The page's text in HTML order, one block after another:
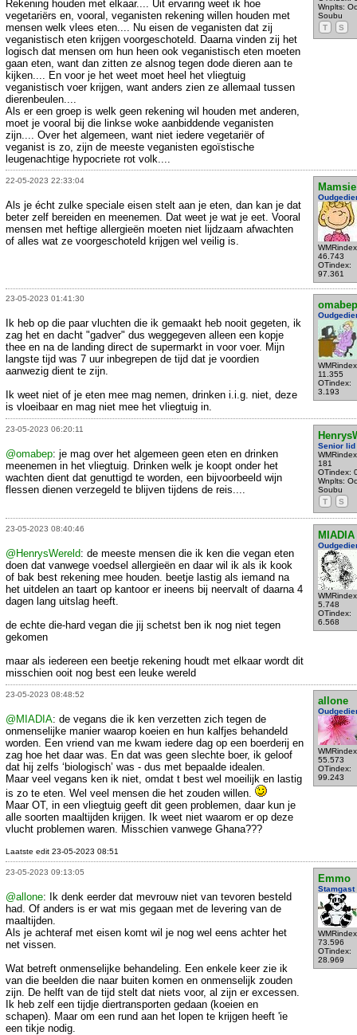
Wnplts:
Soubu
T
S
Rekening houden met elkaar.... Uit ervaring weet ik hoe
vegetariërs en, vooral, veganisten rekening willen houden met
mensen welk vlees eten.... Nu eisen de veganisten dat zij
veganistisch eten krijgen voorgeschoteld. Daarna vinden zij het
logisch dat mensen om hun heen ook veganistisch eten moeten
gaan eten, want dan zitten ze alsnog tegen dode dieren aan te
kijken.... En voor je het weet moet heel het vliegtuig
veganistisch voer krijgen, want anders zien ze allemaal tussen
dierenbeulen....
Als er een groep is welk geen rekening wil houden met anderen,
moet je vooral bij die linkse woke aanbiddende veganisten
zijn.... Over het algemeen, want niet iedere vegetariër of
veganist is zo, zijn de meeste veganisten egoïstische
leugenachtige hypocriete rot volk....
22-05-2023 22:33:04
Mamsie
46.743
OTindex:
97.361
Als je écht zulke speciale eisen stelt aan je eten, dan kan je dat
beter zelf bereiden en meenemen. Dat weet je wat je eet. Vooral
mensen met heftige allergieën moeten niet lijdzaam afwachten
of alles wat ze voorgeschoteld krijgen wel veilig is.
23-05-2023 01:41:30
omabep
11.355
OTindex:
3.193
Ik heb op die paar vluchten die ik gemaakt heb nooit gegeten, ik
zag het en dacht "gadver" dus weggegeven alleen een kopje
thee en na de landing direct de supermarkt in voor voer. Mijn
langste tijd was 7 uur inbegrepen de tijd dat je voordien
aanwezig dient te zijn.
Ik weet niet of je eten mee mag nemen, drinken i.i.g. niet, deze
is vloeibaar en mag niet mee het vliegtuig in.
23-05-2023 06:20:11
Senior lid
181
OTindex:
Wnplts:
Soubu
T
S
@omabep: je mag over het algemeen geen eten en drinken
meenemen in het vliegtuig. Drinken welk je koopt onder het
wachten dient dat genuttigd te worden, een bijvoorbeeld wijn
flessen dienen verzegeld te blijven tijdens de reis....
23-05-2023 08:40:46
MIADIA
5.748
OTindex:
6.568
@HenrysWereld: de meeste mensen die ik ken die vegan eten
doen dat vanwege voedsel allergieën en daar wil ik als ik kook
of bak best rekening mee houden. beetje lastig als iemand na
het uitdelen an taart op kantoor er ineens bij neervalt of daarna 4
dagen lang uitslag heeft.
de echte die-hard vegan die jij schetst ben ik nog niet tegen
gekomen
maar als iedereen een beetje rekening houdt met elkaar wordt dit
misschien ooit nog best een leuke wereld
23-05-2023 08:48:52
allone
55.573
OTindex:
99.243
@MIADIA: de vegans die ik ken verzetten zich tegen de
onmenselijke manier waarop koeien en hun kalfjes behandeld
worden. Een vriend van me kwam iedere dag op een boerderij en
zag hoe het daar was. En dat was geen slechte boer, ik geloof
dat hij zelfs ‘biologisch’ was - dus met bepaalde idealen.
Maar veel vegans ken ik niet, omdat t best wel moeilijk en lastig
is zo te eten. Wel veel mensen die het zouden willen.
Maar OT, in een vliegtuig geeft dit geen problemen, daar kun je
alle soorten maaltijden krijgen. Ik weet niet waarom er op deze
vlucht problemen waren. Misschien vanwege Ghana???
Laatste edit 23-05-2023 08:51
23-05-2023 09:13:05
Emmo
Stamgast
73.596
OTindex:
28.969
@allone: Ik denk eerder dat mevrouw niet van tevoren besteld
had. Of anders is er wat mis gegaan met de levering van de
maaltijden.
Als je achteraf met eisen komt wil je nog wel eens achter het
net vissen.
Wat betreft onmenselijke behandeling. Een enkele keer zie ik
van die beelden die naar buiten komen en onmenselijk zouden
zijn. De helft van de tijd stelt dat niets voor, al zijn er excessen.
Ik heb zelf een tijdje diertransporten gedaan (koeien en
schapen). Maar om een rund aan het lopen te krijgen heeft 'ie
een tikje nodig.